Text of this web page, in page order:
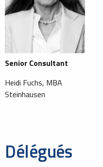
Senior Consultant
Heidi Fuchs, MBA
Steinhausen
Délégués